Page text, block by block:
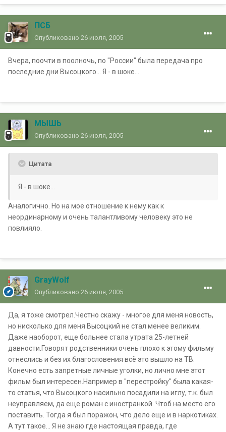
ПСБ
Опубликовано 26 июля, 2005
Вчера, поочти в поолночь, по "России" была передача про
последние дни Высоцкого... Я - в шоке...
МЫШЬ
Опубликовано 26 июля, 2005
Цитата
Я - в шоке...
Аналогично. Но на мое отношение к нему как к
неординарному и очень талантливому человеку это не
повлияло.
GrayWolf
Опубликовано 26 июля, 2005
Да, я тоже смотрел.Честно скажу - многое для меня новость,
но нисколько для меня Высоцкий не стал менее великим.
Даже наоборот, еще больнее стала утрата 25-летней
давности.Говорят родственники очень плохо к этому фильму
отнеслись и без их благословения всё это вышло на ТВ.
Конечно есть запретные личные уголки, но лично мне этот
фильм был интересен.Например в "перестройку" была какая-
то статья, что Высоцкого насильно посадили на иглу, т.к. был
неуправляем, да еще роман с иностранкой. Чтоб на место его
поставить. Тогда я был поражон, что дело еще и в наркотиках.
А тут такое... Я не знаю где настоящая правда, где